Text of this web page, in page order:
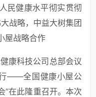
民健康水平彻实贯彻
战略，中益大树集团
屋战略合作
康科技公司总部会议
行——全国健康小屋公
”在此隆重召开。本次